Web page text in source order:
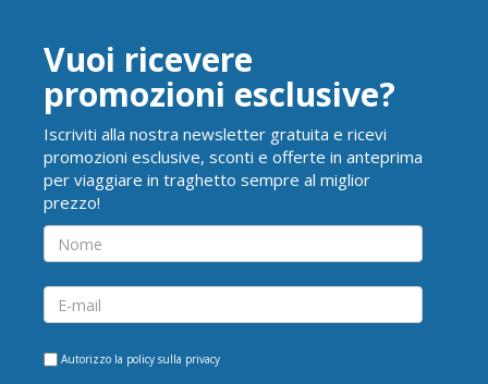
Vuoi ricevere
promozioni esclusive?
Iscriviti alla nostra newsletter gratuita e ricevi
promozioni esclusive, sconti e offerte in anteprima
per viaggiare in traghetto sempre al miglior
prezzo!
Autorizzo la policy sulla privacy